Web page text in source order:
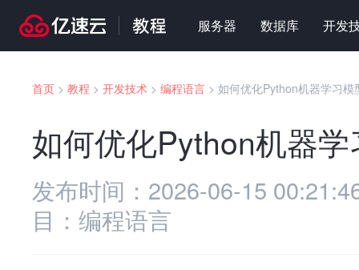
服务器 数据库 开发
首页 > 教程 > 开发技术 > 编程语言 > 如何优化Python机器学习模
如何优化Python机器
发布时间： 2026-06-15
目： 编程语言